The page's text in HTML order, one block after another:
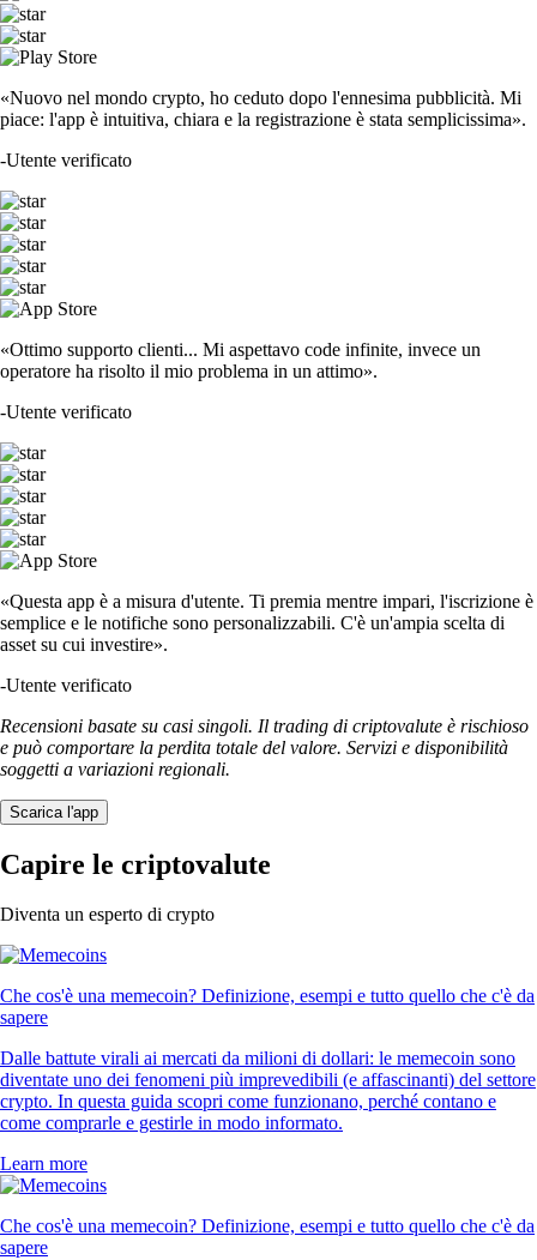
«Nuovo nel mondo crypto, ho ceduto dopo l'ennesima pubblicità. Mi
piace: l'app è intuitiva, chiara e la registrazione è stata semplicissima».
-Utente verificato
«Ottimo supporto clienti... Mi aspettavo code infinite, invece un
operatore ha risolto il mio problema in un attimo».
-Utente verificato
«Questa app è a misura d'utente. Ti premia mentre impari, l'iscrizione è
semplice e le notifiche sono personalizzabili. C'è un'ampia scelta di
asset su cui investire».
-Utente verificato
Recensioni basate su casi singoli. Il trading di criptovalute è rischioso
e può comportare la perdita totale del valore. Servizi e disponibilità
soggetti a variazioni regionali.
Scarica l'app
Capire le criptovalute
Diventa un esperto di crypto
Che cos'è una memecoin? Definizione, esempi e tutto quello che c'è da
sapere
Dalle battute virali ai mercati da milioni di dollari: le memecoin sono
diventate uno dei fenomeni più imprevedibili (e affascinanti) del settore
crypto. In questa guida scopri come funzionano, perché contano e
come comprarle e gestirle in modo informato.
Learn more
Che cos'è una memecoin? Definizione, esempi e tutto quello che c'è da
sapere